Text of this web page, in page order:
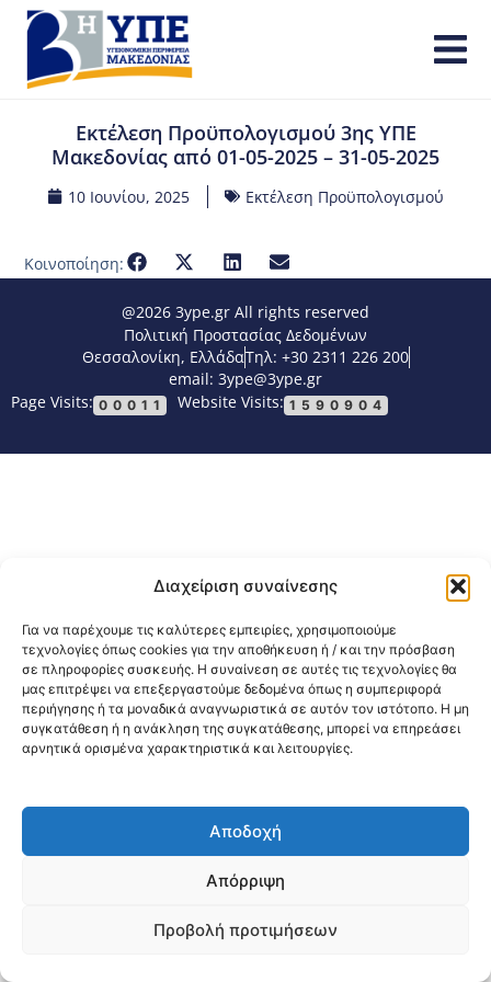
Διαχείριση συναίνεσης
Για να παρέχουμε τις καλύτερες εμπειρίες, χρησιμοποιούμε
τεχνολογίες όπως cookies για την αποθήκευση ή / και την πρόσβαση
σε πληροφορίες συσκευής. Η συναίνεση σε αυτές τις τεχνολογίες θα
μας επιτρέψει να επεξεργαστούμε δεδομένα όπως η συμπεριφορά
περιήγησης ή τα μοναδικά αναγνωριστικά σε αυτόν τον ιστότοπο. Η μη
συγκατάθεση ή η ανάκληση της συγκατάθεσης, μπορεί να επηρεάσει
αρνητικά ορισμένα χαρακτηριστικά και λειτουργίες.
Αποδοχή
Απόρριψη
Προβολή προτιμήσεων
Εκτέλεση Προϋπολογισμού 3ης ΥΠΕ
Μακεδονίας από 01-05-2025 – 31-05-2025
10 Ιουνίου, 2025 Εκτέλεση Προϋπολογισμού
Κοινοποίηση:
@2026 3ype.gr All rights reserved
Πολιτική Προστασίας Δεδομένων
Θεσσαλονίκη, ΕλλάδαΤηλ: +30 2311 226 200
email: 3ype@3ype.gr
Page Visits: 00011 Website Visits: 1590904